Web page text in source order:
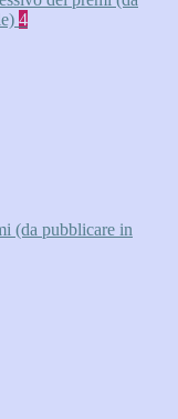
4
(da pubblicare in